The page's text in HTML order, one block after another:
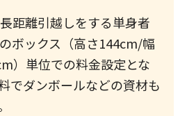
距離引越しをする単身者
ボックス（高さ144cm/幅
）単位での料金設定とな
でダンボールなどの資材も